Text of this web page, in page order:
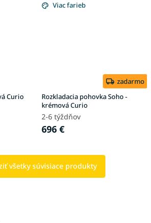
Curio
Viac farieb
zadarmo
Rozkladacia pohovka Soho -
krémová Curio
2-6 týždňov
696 €
všetky súvisiace produkty